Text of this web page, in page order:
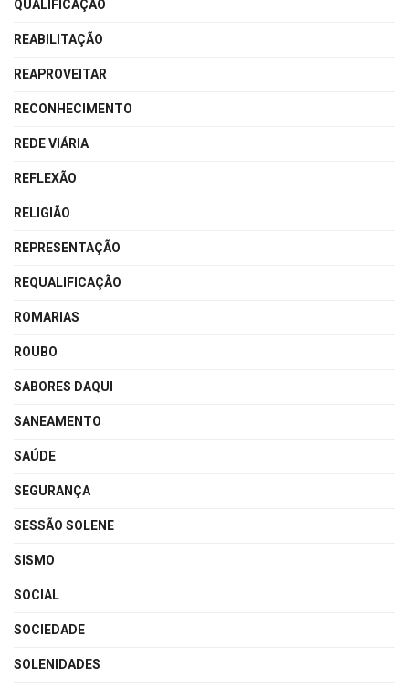
QUALIFICAÇÃO
REABILITAÇÃO
REAPROVEITAR
RECONHECIMENTO
REDE VIÁRIA
REFLEXÃO
RELIGIÃO
REPRESENTAÇÃO
REQUALIFICAÇÃO
ROMARIAS
ROUBO
SABORES DAQUI
SANEAMENTO
SAÚDE
SEGURANÇA
SESSÃO SOLENE
SISMO
SOCIAL
SOCIEDADE
SOLENIDADES